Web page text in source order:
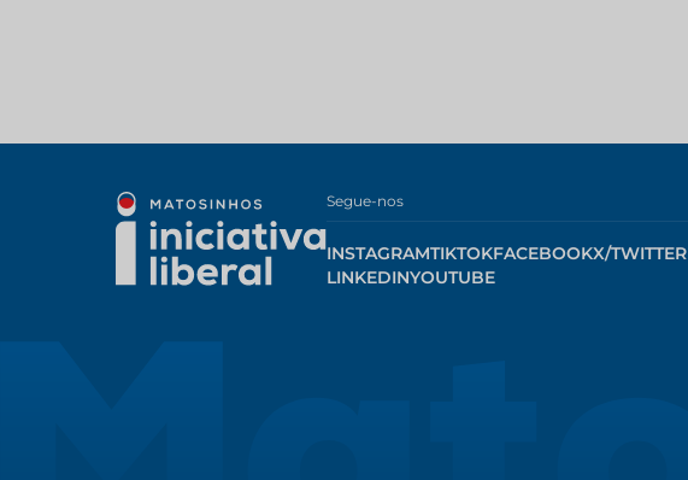
Segue-nos
INSTAGRAMTIKTOKFACEBOOKX/TWITTER
LINKEDINYOUTUBE